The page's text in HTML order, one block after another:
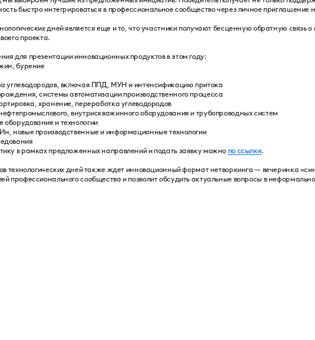
быстро интегрироваться в профессиональное сообщество через личное приглашение
дней является еще и то, что участники получают бесценную обратную связь о
проекта.
для презентации инновационных продуктов в этом году:
бурение
углеводородов, включая ППД, МУН и интенсификацию притока
системы автоматизации производственного процесса
хранение, переработка углеводородов
внутрискважинного оборудования и трубопроводных систем
и технологии
новые производственные и информационные технологии
в рамках предложенных направлений и подать заявку можно по ссылке.
технологических дней также ждет инновационный формат нетворкинга — вечеринка
профессионального сообщества и позволит обсудить актуальные вопросы в